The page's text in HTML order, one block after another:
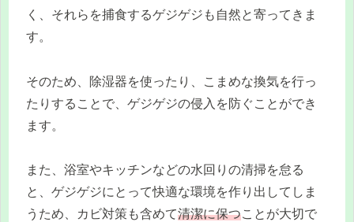
く、それらを捕食するゲジゲジも自然と寄ってきま
す。
そのため、除湿器を使ったり、こまめな換気を行っ
たりすることで、ゲジゲジの侵入を防ぐことができ
ます。
また、浴室やキッチンなどの水回りの清掃を怠る
と、ゲジゲジにとって快適な環境を作り出してしま
うため、カビ対策も含めて清潔に保つことが大切で